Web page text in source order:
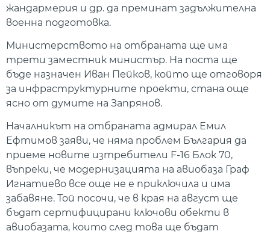
жандармерия и др. да преминат задължителна
военна подготовка.
Министерството на отбраната ще има
трети заместник министър. На поста ще
бъде назначен Иван Пейков, който ще отговоря
за инфраструктурните проекти, стана още
ясно от думите на Запрянов.
Началникът на отбраната адмирал Емил
Ефтимов заяви, че няма проблем България да
приеме новите изтребители F-16 Блок 70,
въпреки, че модернизацията на авиобаза Граф
Игнатиево все още не е приключила и има
забавяне. Той посочи, че в края на август ще
бъдат сертифицирани ключови обекти в
авиобазата, които след това ще бъдат